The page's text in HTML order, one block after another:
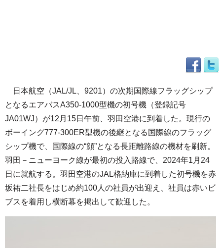
日本航空（JAL/JL、9201）の次期国際線フラッグシップ
となるエアバスA350-1000型機の初号機（登録記号
JA01WJ）が12月15日午前、羽田空港に到着した。現行の
ボーイング777-300ER型機の後継となる国際線のフラッグ
シップ機で、国際線の“顔”となる長距離路線の機材を刷新。
羽田－ニューヨーク線が最初の投入路線で、2024年1月24
日に就航する。羽田空港のJAL格納庫に到着した初号機を赤
坂祐二社長をはじめ約100人の社員が出迎え、社員は赤いビ
ブスを着用し横断幕を掲出して歓迎した。